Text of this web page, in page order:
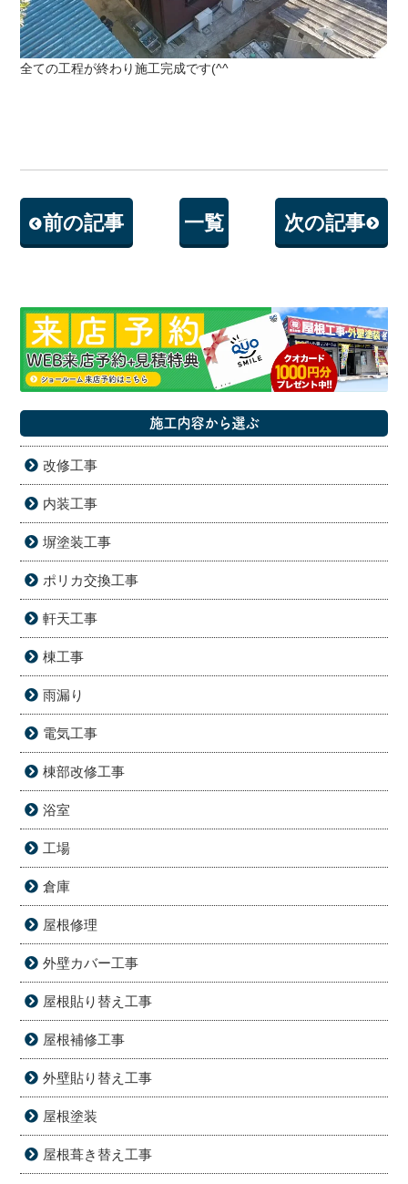
全ての工程が終わり施工完成です(^^ゞ
前の記事 一覧 次の記事
施工内容から選ぶ
改修工事
内装工事
塀塗装工事
ポリカ交換工事
軒天工事
棟工事
雨漏り
電気工事
棟部改修工事
浴室
工場
倉庫
屋根修理
外壁カバー工事
屋根貼り替え工事
屋根補修工事
外壁貼り替え工事
屋根塗装
屋根葺き替え工事